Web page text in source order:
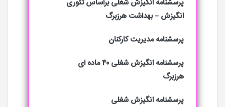
پرسشنامه انگیزش شغلی براساس تئوری
انگیزش – بهداشت هرزبرگ
پرسشنامه مدیریت کارکنان
پرسشنامه انگیزش شغلی ۴۰ ماده ای
هرزبرگ
پرسشنامه انگیزش شغلی